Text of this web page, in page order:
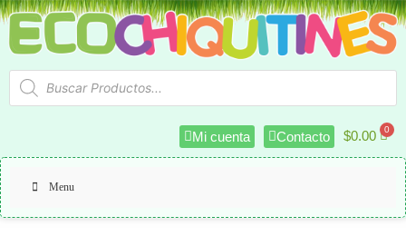
Mi cuenta Contacto $0.00
Menu